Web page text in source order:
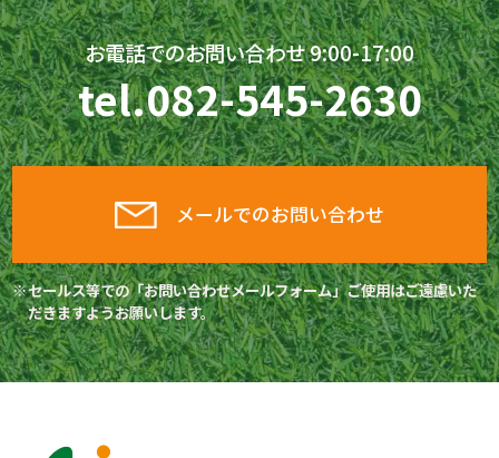
お電話でのお問い合わせ 9:00-17:00
tel.082-545-2630
メールでのお問い合わせ
セールス等での「お問い合わせメールフォーム」ご使用はご遠慮いた
だきますようお願いします。